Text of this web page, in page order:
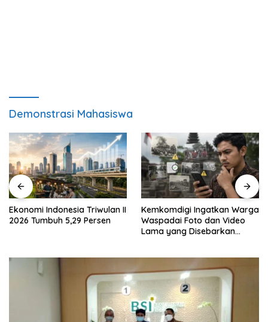
Demonstrasi Mahasiswa
Ekonomi Indonesia Triwulan II
2026 Tumbuh 5,29 Persen
Kemkomdigi Ingatkan Warga
Waspadai Foto dan Video
Lama yang Disebarkan